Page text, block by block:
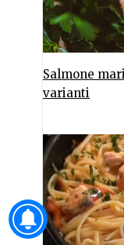
Salmone
varianti